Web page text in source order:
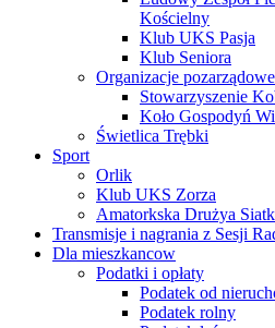
Kościelny
Klub UKS Pasja
Klub Seniora
Organizacje pozarządowe
Stowarzyszenie
Koło Gospodyń
Świetlica Trębki
Sport
Orlik
Klub UKS Zorza
Amatorkska Drużya
Transmisje i nagrania z Sesji
Dla mieszkancow
Podatki i opłaty
Podatek od
Podatek rolny